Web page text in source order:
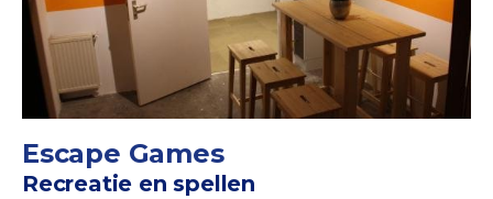
Escape Games
Recreatie en spellen